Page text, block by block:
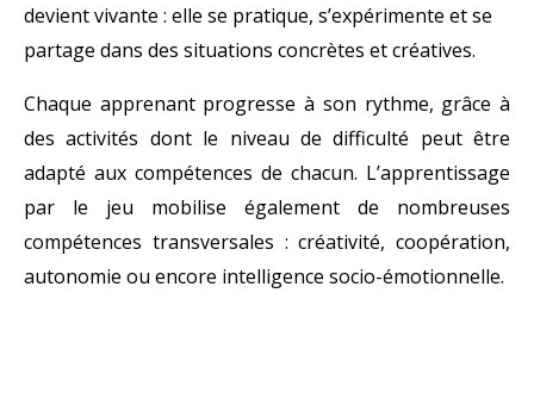
devient vivante : elle se pratique, s’expérimente et se
partage dans des situations concrètes et créatives.
Chaque apprenant progresse à son rythme, grâce à
des activités dont le niveau de difficulté peut être
adapté aux compétences de chacun. L’apprentissage
par le jeu mobilise également de nombreuses
compétences transversales : créativité, coopération,
autonomie ou encore intelligence socio-émotionnelle.